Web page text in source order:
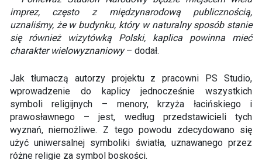
imprez, często z międzynarodową publicznością,
uznaliśmy, że w budynku, który w naturalny sposób stanie
się również wizytówką Polski, kaplica powinna mieć
charakter wielowyznaniowy– dodał.
Jak tłumaczą autorzy projektu z pracowni PS Studio,
wprowadzenie do kaplicy jednocześnie wszystkich
symboli religijnych – menory, krzyża łacińskiego i
prawosławnego – jest, według przedstawicieli tych
wyznań, niemożliwe. Z tego powodu zdecydowano się
użyć uniwersalnej symboliki światła, uznawanego przez
różne religie za symbol boskości.